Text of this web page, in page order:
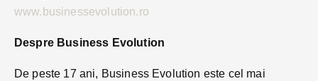
www.businessevolution.ro
Despre Business Evolution
De peste 17 ani, Business Evolution este cel mai